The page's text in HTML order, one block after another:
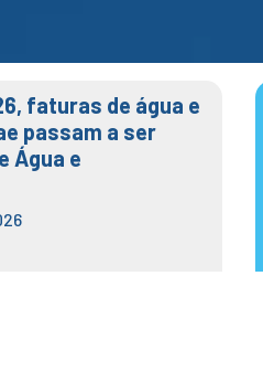
faturas de água e
passam a ser
Água e